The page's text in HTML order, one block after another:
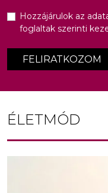
FELIRATKOZOM
Hozzájárulok az
foglaltak szerinti
ÉLETMÓD